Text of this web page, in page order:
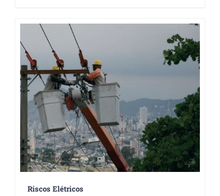
Riscos Elétricos